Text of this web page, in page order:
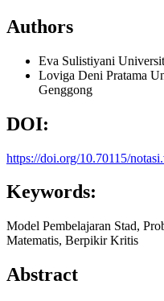
Authors
Eva Sulistiyani
Loviga Deni Pratama
Genggong
DOI:
https://doi.org/10.70115/
Keywords:
Model Pembelajaran Stad,
Matematis, Berpikir Kritis
Abstract